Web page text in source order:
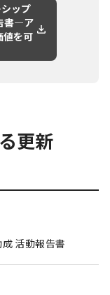
シップ
書―ア
値を可
更新
成 活動報告書